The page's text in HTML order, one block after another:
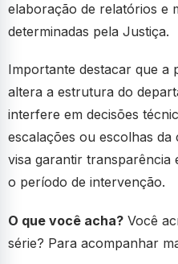
elaboração de relatórios e
determinadas pela Justiça.
Importante destacar que a
altera a estrutura do
interfere em decisões
escalações ou escolhas da
visa garantir transparência
o período de intervenção.
O que você acha? Você
série? Para acompanhar